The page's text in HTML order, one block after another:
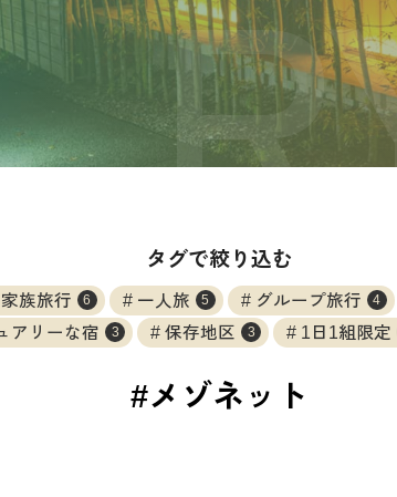
タグで絞り込む
家族旅行 6 一人旅 5 グループ旅行 4
アリーな宿 3 保存地区 3 1日1組限定
#メゾネット